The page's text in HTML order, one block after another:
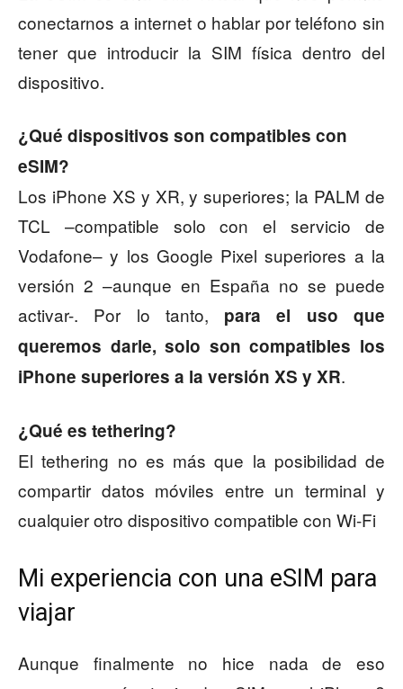
conectarnos a internet o hablar por teléfono sin
tener que introducir la SIM física dentro del
dispositivo.
¿Qué dispositivos son compatibles con
eSIM?
Los iPhone XS y XR, y superiores; la PALM de
TCL –compatible solo con el servicio de
Vodafone– y los Google Pixel superiores a la
versión 2 –aunque en España no se puede
activar-. Por lo tanto, para el uso que
queremos darle, solo son compatibles los
iPhone superiores a la versión XS y XR.
¿Qué es tethering?
El tethering no es más que la posibilidad de
compartir datos móviles entre un terminal y
cualquier otro dispositivo compatible con Wi-Fi
Mi experiencia con una eSIM para
viajar
Aunque finalmente no hice nada de eso